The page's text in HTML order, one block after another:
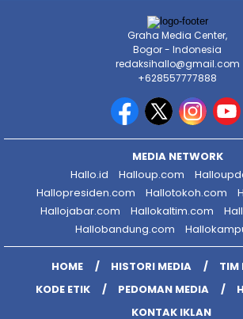
Graha Media Center,
Bogor - Indonesia
redaksihallo@gmail.com
+628557777888
MEDIA NETWORK
Hallo.id
Halloup.com
Hallopresiden.com
Hallotokoh.com
Hallojabar.com
Hallokaltim.com
Hallobandung.com
HOME HISTORI MEDIA
TIM
KODE ETIK
PEDOMAN MEDIA
KONTAK IKLAN